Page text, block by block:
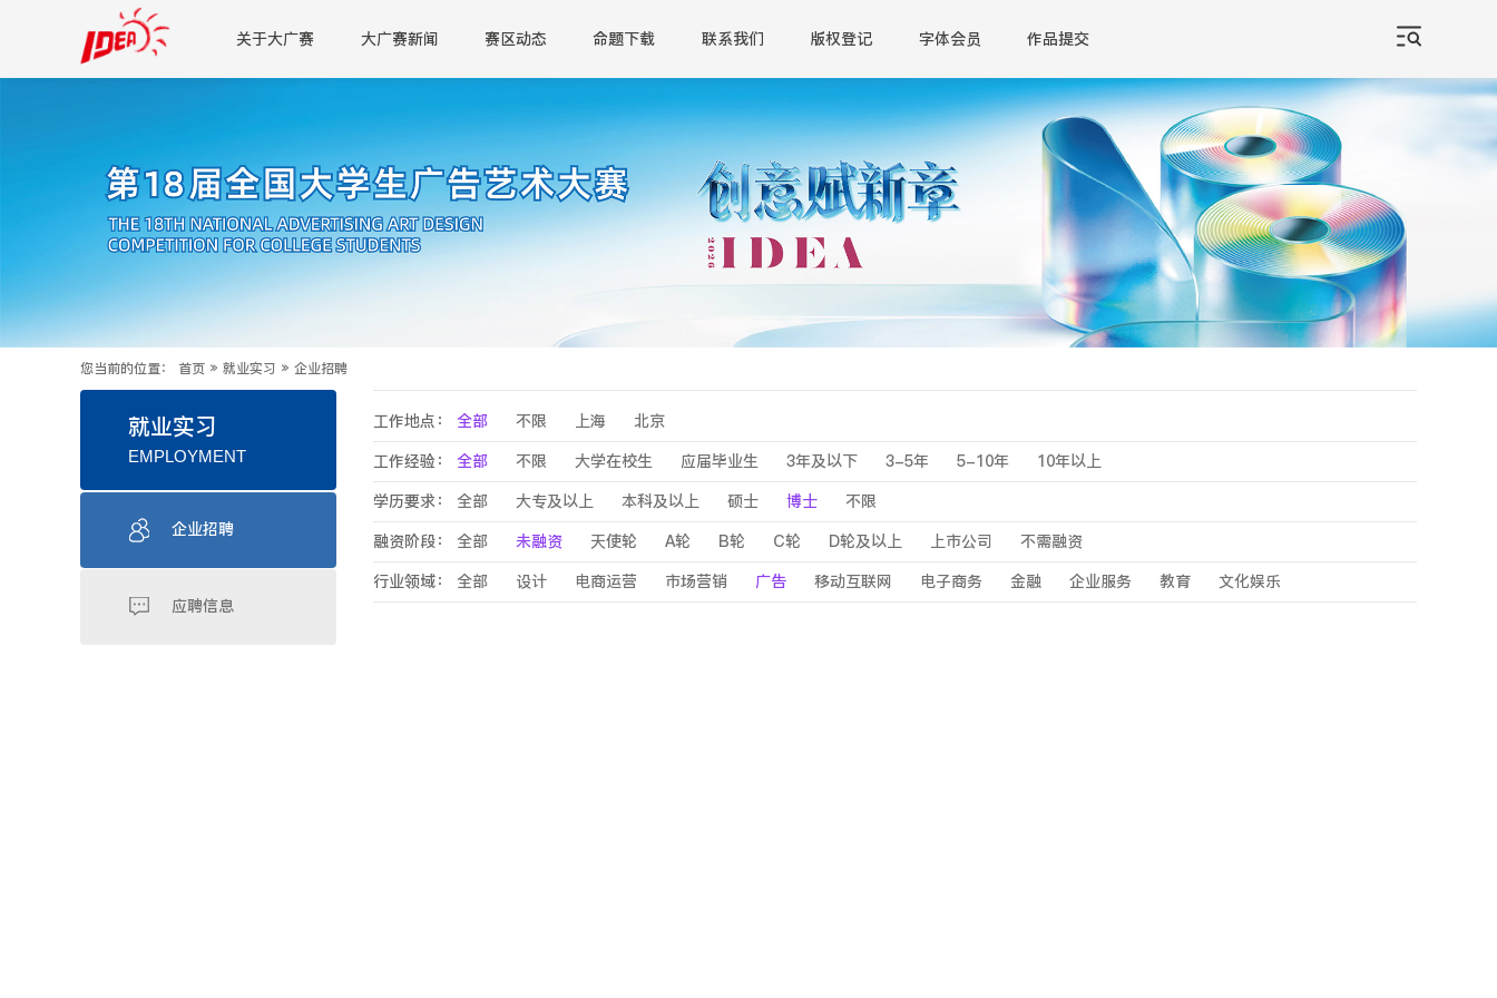
关于大广赛 大广赛新闻 赛区动态 命题下载 联系我们 版权登记 字体会员 作品提交
您当前的位置： 首页 » 就业实习 » 企业招聘
就业实习
EMPLOYMENT
企业招聘
应聘信息
工作地点： 全部 不限 上海 北京
工作经验： 全部 不限 大学在校生 应届毕业生 3年及以下 3-5年 5-10年 10年以上
学历要求： 全部 大专及以上 本科及以上 硕士 博士 不限
融资阶段： 全部 未融资 天使轮 A轮 B轮 C轮 D轮及以上 上市公司 不需融资
行业领域： 全部 设计 电商运营 市场营销 广告 移动互联网 电子商务 金融 企业服务 教育 文化娱乐